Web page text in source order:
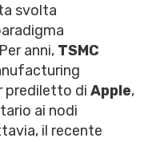
svolta
anni, TSMC
prediletto di Apple,
ai nodi
il recente